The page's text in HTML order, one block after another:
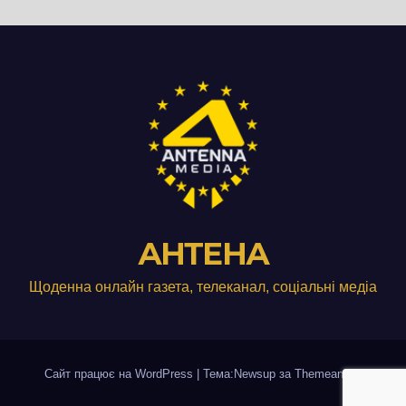
АНТЕНА
Щоденна онлайн газета, телеканал, соціальні медіа
Сайт працює на WordPress | Тема:Newsup за Themeansar.